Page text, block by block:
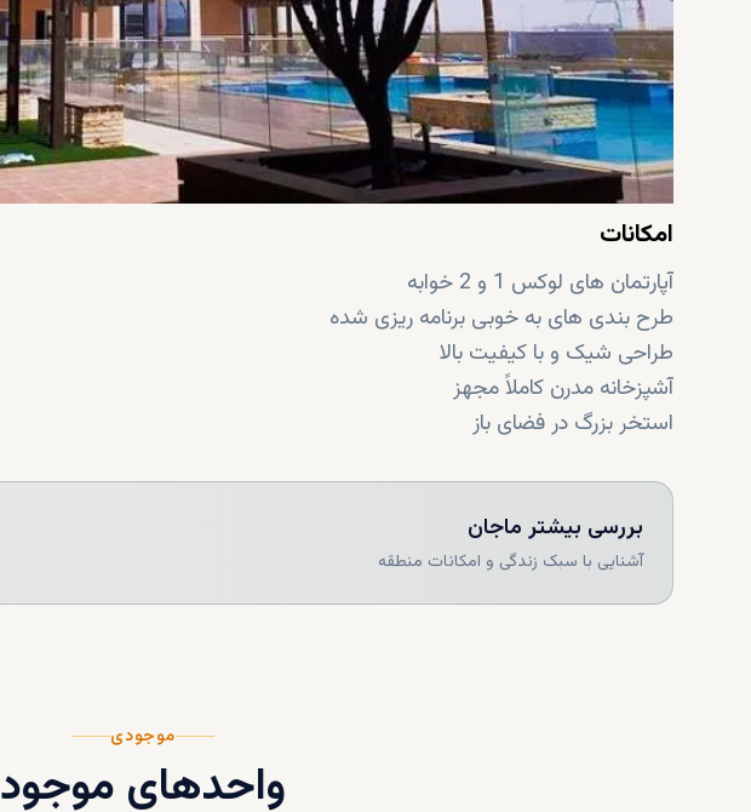
امکانات
آپارتمان های لوکس 1 و 2 خوابه
طرح بندی های به خوبی برنامه ریزی شده
طراحی شیک و با کیفیت بالا
آشپزخانه مدرن کاملاً مجهز
استخر بزرگ در فضای باز
منطقه بازی کودکان
بررسی بیشتر ماجان
آشنایی با سبک زندگی و امکانات منطقه
موجودی
واحدهای موجود